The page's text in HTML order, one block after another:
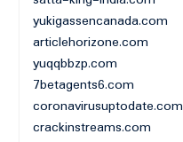
yukigassencanada.com
articlehorizone.com
yuqqbbzp.com
7betagents6.com
coronavirusuptodate.com
crackinstreams.com